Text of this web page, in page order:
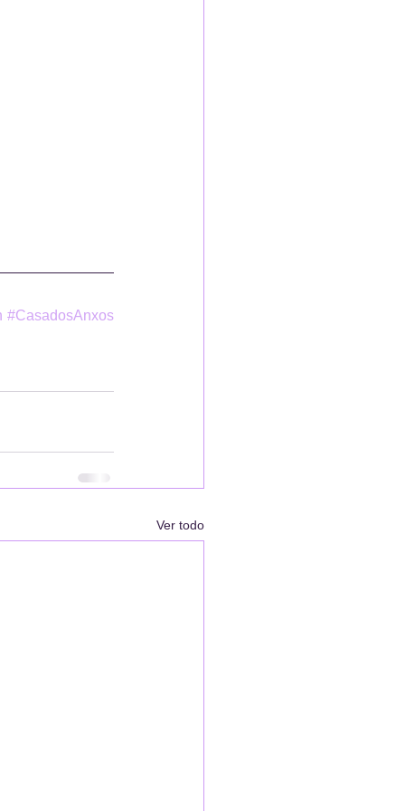
#CasadosAnxos
Ver todo